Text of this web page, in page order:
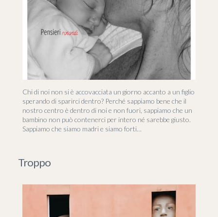
Chi di noi non si è accovacciata un giorno accanto a un figlio
sperando di sparirci dentro? Perché sappiamo bene che il
nostro centro è dentro di noi e non fuori, sappiamo che un
bambino non può contenerci per intero né sarebbe giusto.
Sappiamo che siamo madri e siamo forti…
Troppo